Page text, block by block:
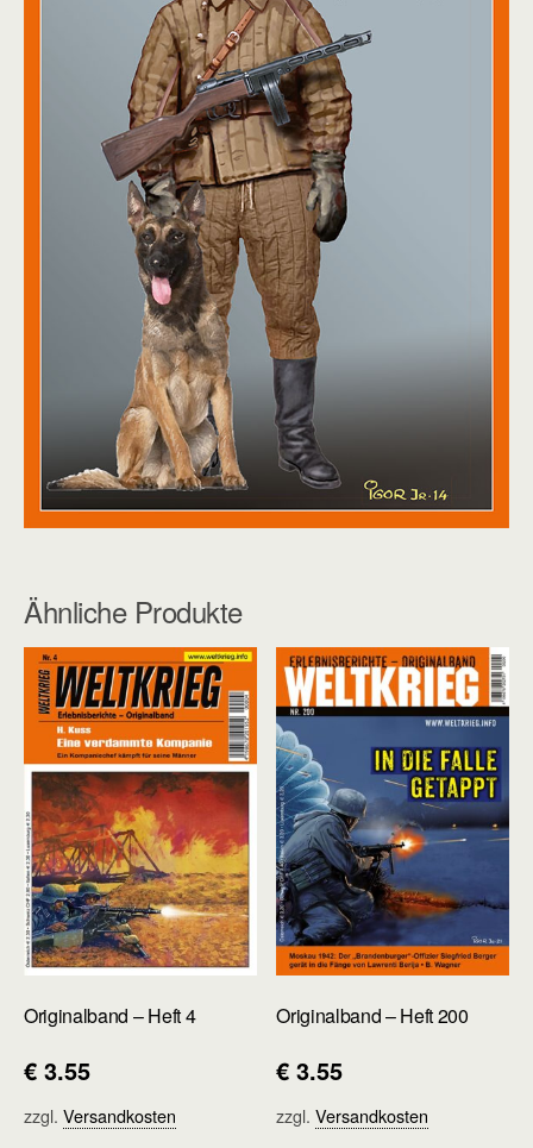
Ähnliche Produkte
Originalband – Heft 4
€ 3.55
zzgl. Versandkosten
Originalband – Heft 200
€ 3.55
zzgl.Versandkosten